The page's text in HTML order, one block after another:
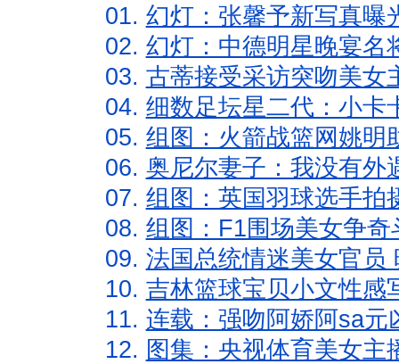
01. 幻灯：张馨予新写真曝
02. 幻灯：中德明星晚宴名
03. 古蒂接受采访突吻美女
04. 细数足坛星二代：小卡
05. 组图：火箭战篮网姚明
06. 奥尼尔妻子：我没有外
07. 组图：英国羽球选手拍
08. 组图：F1围场美女争
09. 法国总统情迷美女官员
10. 吉林篮球宝贝小文性感
11. 连载：强吻阿娇阿sa元
12. 图集：央视体育美女主